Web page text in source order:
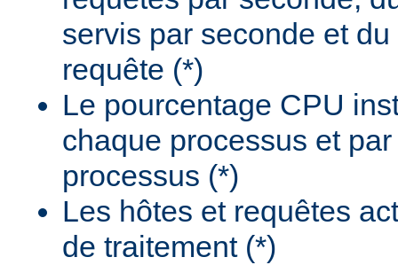
servis par seconde et
requête (*)
Le pourcentage CPU
chaque processus et
processus (*)
Les hôtes et requêtes
de traitement (*)